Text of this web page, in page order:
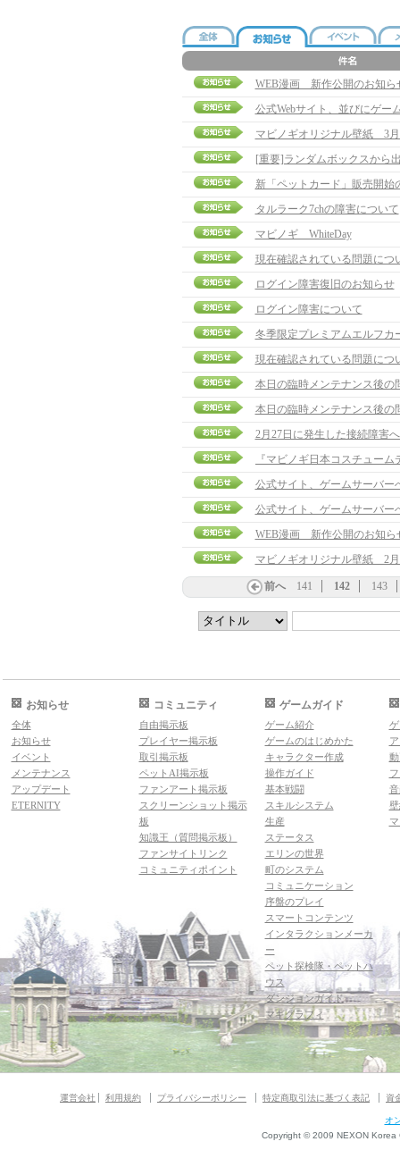
WEB漫画 新作公開のお知ら
公式Webサイト、並びにゲー
マビノギオリジナル壁紙 3
[重要]ランダムボックスから
新「ペットカード」販売開始
タルラーク7chの障害について
マビノギ WhiteDay
現在確認されている問題に
ログイン障害復旧のお知らせ
ログイン障害について
冬季限定プレミアムエルフカ
現在確認されている問題につ
本日の臨時メンテナンス後の
本日の臨時メンテナンス後の
2月27日に発生した接続障害
公式サイト、ゲームサーバー
公式サイト、ゲームサーバー
WEB漫画 新作公開のお知ら
マビノギオリジナル壁紙 2
前へ 141 142 143
お知らせ
全体
お知らせ
イベント
メンテナンス
アップデート
ETERNITY
コミュニティ
自由掲示板
プレイヤー掲示板
取引掲示板
ペットAI掲示板
ファンアート掲示板
スクリーンショット掲示
板
知識王（質問掲示板）
ファンサイトリンク
コミュニティポイント
ゲームガイド
ゲーム紹介
ゲームのはじめかた
キャラクター作成
操作ガイド
基本戦闘
スキルシステム
生産
ステータス
エリンの世界
町のシステム
コミュニケーション
序盤のプレイ
スマートコンテンツ
インタラクションメーカ
ー
ペット探検隊・ペットハ
ウス
ダンジョンガイド
マギグラフィ
運営会社 利用規約 プライバシーポリシー 特定商取引法に基づく表記 資
オ
Copyright © 2009 NEXON Korea